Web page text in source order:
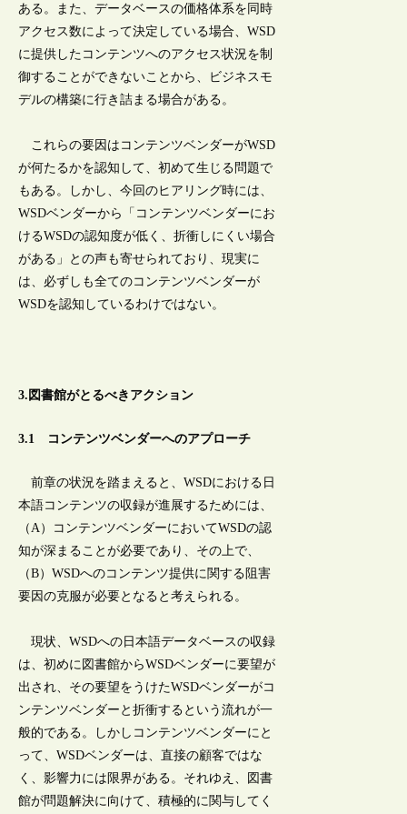
ある。また、データベースの価格体系を同時
アクセス数によって決定している場合、WSD
に提供したコンテンツへのアクセス状況を制
御することができないことから、ビジネスモ
デルの構築に行き詰まる場合がある。
これらの要因はコンテンツベンダーがWSD
が何たるかを認知して、初めて生じる問題で
もある。しかし、今回のヒアリング時には、
WSDベンダーから「コンテンツベンダーにお
けるWSDの認知度が低く、折衝しにくい場合
がある」との声も寄せられており、現実に
は、必ずしも全てのコンテンツベンダーが
WSDを認知しているわけではない。
3.図書館がとるべきアクション
3.1 コンテンツベンダーへのアプローチ
前章の状況を踏まえると、WSDにおける日
本語コンテンツの収録が進展するためには、
（A）コンテンツベンダーにおいてWSDの認
知が深まることが必要であり、その上で、
（B）WSDへのコンテンツ提供に関する阻害
要因の克服が必要となると考えられる。
現状、WSDへの日本語データベースの収録
は、初めに図書館からWSDベンダーに要望が
出され、その要望をうけたWSDベンダーがコ
ンテンツベンダーと折衝するという流れが一
般的である。しかしコンテンツベンダーにと
って、WSDベンダーは、直接の顧客ではな
く、影響力には限界がある。それゆえ、図書
館が問題解決に向けて、積極的に関与してく